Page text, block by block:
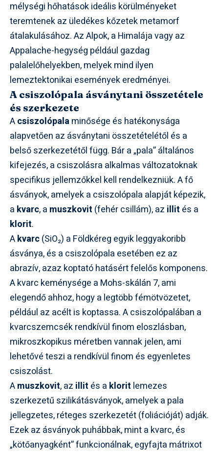
mélységi hőhatások ideális körülményeket
teremtenek az üledékes kőzetek metamorf
átalakulásához. Az Alpok, a Himalája vagy az
Appalache-hegység például gazdag
palalelőhelyekben, melyek mind ilyen
lemeztektonikai események eredményei.
A csiszolópala ásványtani összetétele
és szerkezete
Acsiszolópalaminősége és hatékonysága
alapvetően az ásványtani összetételétől és a
belső szerkezetétől függ. Bár a „pala” általános
kifejezés, a csiszolásra alkalmas változatoknak
specifikus jellemzőkkel kell rendelkezniük. A fő
ásványok, amelyek a csiszolópala alapját képezik,
a kvarc, a muszkovit (fehér csillám), az illit és a
klorit.
Akvarc(SiO₂) a Földkéreg egyik leggyakoribb
ásványa, és a csiszolópala esetében ez az
abrazív, azaz koptató hatásért felelős komponens.
A kvarc keménysége a Mohs-skálán 7, ami
elegendő ahhoz, hogy a legtöbb fémötvözetet,
például az acélt is koptassa. A csiszolópalában a
kvarcszemcsék rendkívül finom eloszlásban,
mikroszkopikus méretben vannak jelen, ami
lehetővé teszi a rendkívül finom és egyenletes
csiszolást.
Amuszkovit, az illit és a klorit lemezes
szerkezetű szilikátásványok, amelyek a pala
jellegzetes, réteges szerkezetét (foliációját) adják.
Ezek az ásványok puhábbak, mint a kvarc, és
„kötőanyagként” funkcionálnak, egyfajta mátrixot